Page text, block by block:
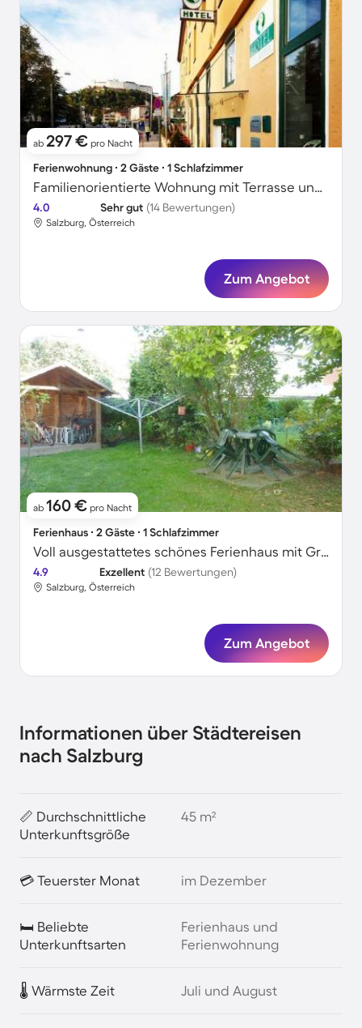
ab 297 € pro Nacht
Ferienwohnung ∙ 2 Gäste ∙ 1 Schlafzimmer
Familienorientierte Wohnung mit Terrasse und Garten | Festung Hohensalzburg in der Nähe
4.0 Sehr gut (14 Bewertungen)
Salzburg, Österreich
Zum Angebot
ab 160 € pro Nacht
Ferienhaus ∙ 2 Gäste ∙ 1 Schlafzimmer
Voll ausgestattetes schönes Ferienhaus mit Grill
4.9 Exzellent (12 Bewertungen)
Salzburg, Österreich
Zum Angebot
Informationen über Städtereisen
nach Salzburg
📏 Durchschnittliche
Unterkunftsgröße
45 m²
💳 Teuerster Monat im Dezember
🛏️ Beliebte
Unterkunftsarten
Ferienhaus und
Ferienwohnung
🌡️ Wärmste Zeit Juli und August